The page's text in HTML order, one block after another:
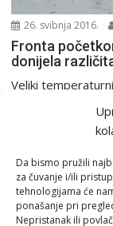
Da bismo pružili
za čuvanje i/ili
tehnologijama će
ponašanje pri
Nepristanak ili
26. svibnja 2016.
Fronta
donijela
Veliki
tjedna, a sve